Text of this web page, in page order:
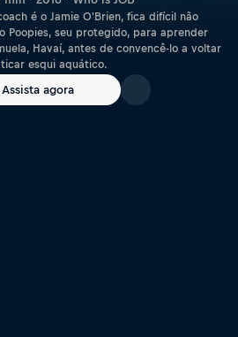
é o Jamie O'Brien, fica difícil não
Poopies, seu protegido, para aprender
Havaí, antes de convencê-lo a voltar
esqui aquático.
Assista agora